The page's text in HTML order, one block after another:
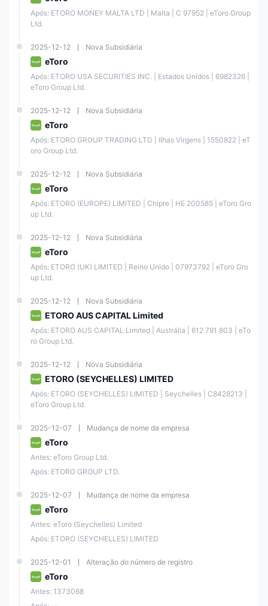
financeiros. A alavancagem máxima fornecida por eToro varia
dependendo do instrumento e da jurisdição do cliente.
Classe de
Ativos
Alavancagem
Máxima
Pares de
principais
Commodities 1:20 1:100
Ações
É importante observar que a alavancagem alta pode ampliar seus
retornos potenciais, mas, mais importante, pode aumentar seus riscos.
Spreads e Comissões
O spread para o par EUR/USD é a partir de 1 pip, o que é mais
competitivo do que a maioria dos outros corretores. Se você estiver
interessado nos spreads de outros instrumentos de negociação, você
pode visitar diretamente
spreads/
Quanto às comissões, se você negociar ETFs ou CFDs, não há
comissão. No entanto, há uma comissão de $1 ou $2 para negociação
de ações e uma comissão de 1% para negociação de criptomoedas.
Ações
Criptomoedas
CFDs
Taxas
Na eToro, a abertura e a gestão da conta são gratuitas. No entanto, há
uma taxa de saque, taxa de inatividade e taxa de conversão, e você
pode encontrar informações detalhadas na tabela abaixo:
Taxa de Abertura de
Conta
Após: ETORO MONEY MALTA LTD | Malta | C 97952 | eToro Group
Ltd.
2025-12-12 Nova Subsidiária
eToro
Após: ETORO USA SECURITIES INC. | Estados Unidos | 6982326 |
eToro Group Ltd.
2025-12-12 Nova Subsidiária
eToro
Após: ETORO GROUP TRADING LTD | Ilhas Virgens | 1550822 | eT
oro Group Ltd.
2025-12-12 Nova Subsidiária
eToro
Após: ETORO (EUROPE) LIMITED | Chipre | ΗΕ 200585 | eToro Gro
up Ltd.
2025-12-12 Nova Subsidiária
eToro
Após: ETORO (UK) LIMITED | Reino Unido | 07973792 | eToro Gro
up Ltd.
2025-12-12 Nova Subsidiária
ETORO AUS CAPITAL Limited
Após: ETORO AUS CAPITAL Limited | Austrália | 612 791 803 | eTo
ro Group Ltd.
2025-12-12 Nova Subsidiária
ETORO (SEYCHELLES) LIMITED
Após: ETORO (SEYCHELLES) LIMITED | Seychelles | C8428213 |
eToro Group Ltd.
2025-12-07 Mudança de nome da empresa
eToro
Antes: eToro Group Ltd.
Após: ETORO GROUP LTD.
2025-12-07 Mudança de nome da empresa
eToro
Antes: eToro (Seychelles) Limited
Após: ETORO (SEYCHELLES) LIMITED
2025-12-01 Alteração do número de registro
eToro
Antes: 1373068